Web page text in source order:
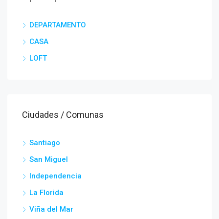
DEPARTAMENTO
CASA
LOFT
Ciudades / Comunas
Santiago
San Miguel
Independencia
La Florida
Viña del Mar